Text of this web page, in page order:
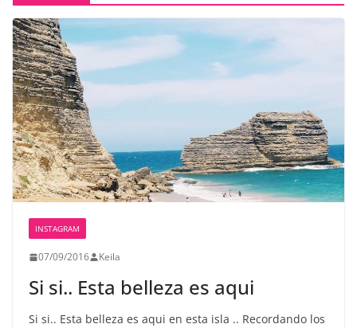
INSTAGRAM
07/09/2016 Keila
Si si.. Esta belleza es aqui
Si si.. Esta belleza es aqui en esta isla .. Recordando los